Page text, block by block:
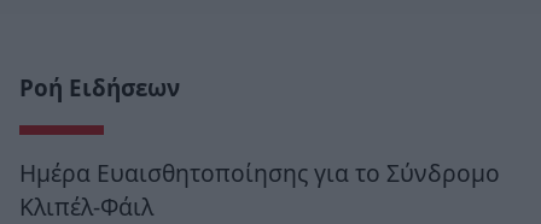
Ροή Ειδήσεων
Ημέρα Ευαισθητοποίησης για το Σύνδρομο
Κλιπέλ-Φάιλ